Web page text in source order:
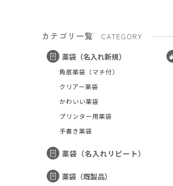
カテゴリ一覧
CATEGORY
薬袋（名入れ新規）
角底薬袋（マチ付）
クリアー薬袋
かわいい薬袋
プリンター用薬袋
手書き薬袋
薬袋（名入れリピート）
薬袋（既製品）